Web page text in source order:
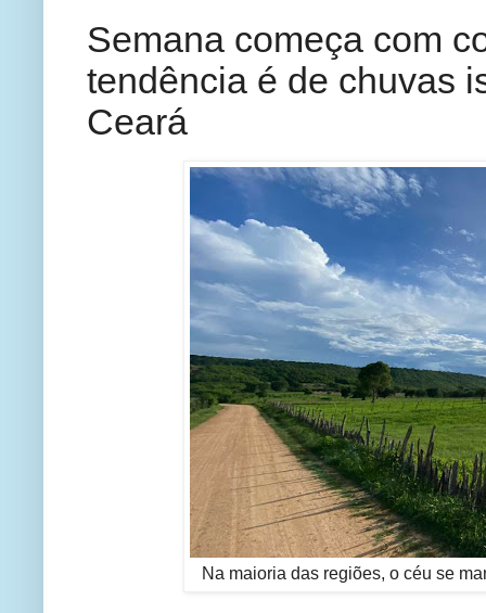
Semana começa com
tendência é de chuvas
Ceará
Na maioria das regiões, o céu se